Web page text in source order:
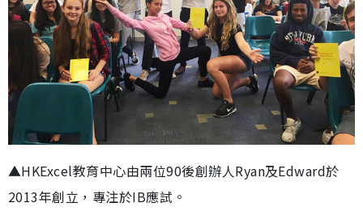
▲HKExcel教育中心由兩位90後創辦人Ryan及Edward於
2013年創立，專注於IB應試。